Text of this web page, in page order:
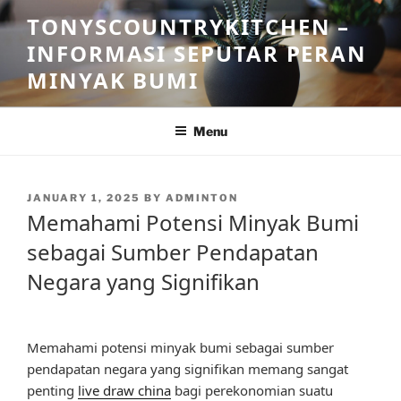
Skip
to
content
TONYSCOUNTRYKITCHEN –
INFORMASI SEPUTAR PERAN
MINYAK BUMI
Menu
POSTED
JANUARY 1, 2025 BY ADMINTON
Memahami Potensi Minyak Bumi
sebagai Sumber Pendapatan
Negara yang Signifikan
Memahami potensi minyak bumi sebagai sumber
pendapatan negara yang signifikan memang sangat
penting live draw china bagi perekonomian suatu